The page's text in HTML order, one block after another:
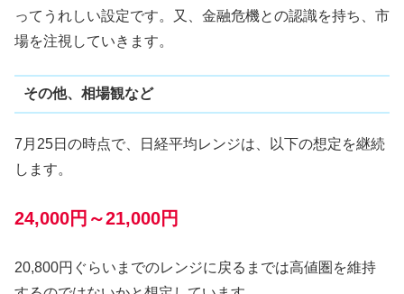
ってうれしい設定です。又、金融危機との認識を持ち、市
場を注視していきます。
その他、相場観など
7月25日の時点で、日経平均レンジは、以下の想定を継続
します。
24,000円～21,000円
20,800円ぐらいまでのレンジに戻るまでは高値圏を維持